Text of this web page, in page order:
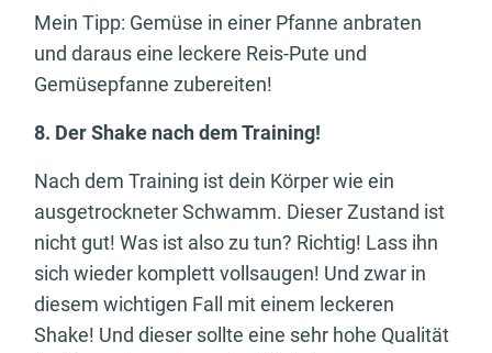
Mein Tipp: Gemüse in einer Pfanne anbraten
und daraus eine leckere Reis-Pute und
Gemüsepfanne zubereiten!
8. Der Shake nach dem Training!
Nach dem Training ist dein Körper wie ein
ausgetrockneter Schwamm. Dieser Zustand ist
nicht gut! Was ist also zu tun? Richtig! Lass ihn
sich wieder komplett vollsaugen! Und zwar in
diesem wichtigen Fall mit einem leckeren
Shake! Und dieser sollte eine sehr hohe Qualität